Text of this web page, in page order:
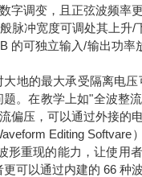
调变，且正弦波频率
脉冲宽度可调处其上升/
的可独立输入/输出功率
地的最大承受隔离电压
。在教学上如"全波整
偏压，可以通过外接的
Editing Softvare
形重现的能力，让使用
可以通过内建的 66 种